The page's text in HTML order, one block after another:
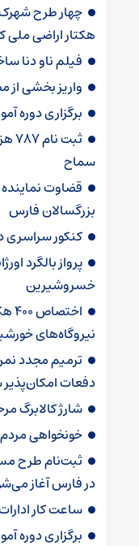
هکتار اراضی ملی
فیلم ناو دنا
واریز بخشی از
برگزاری دوره
سماح
قضاوت
بزرگسالان فارس
کنکور سراسری
پرواز بالگرد
خسروشیرین
نیروگاه‌های
ترمیم مجدد
دفعات
شارژ کالابرگ‌
خونخواهی
ثبت‌نام طرح
در فارس آغاز
ساعت کار
برگزاری دوره